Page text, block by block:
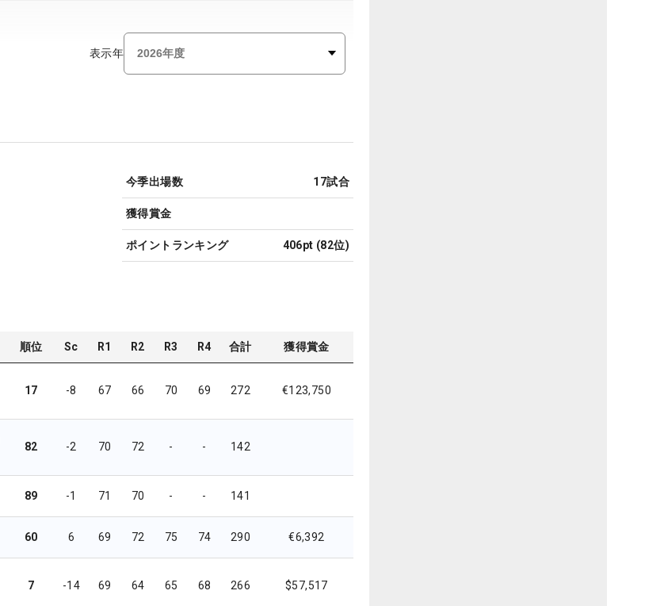
表示年
今季出場数 17試合
獲得賞金
ポイントランキング 406pt (82位)
順位 Sc R1 R2 R3 R4 合計 獲得賞金
17 -8 67 66 70 69 272 €123,750
82 -2 70 72 - - 142
89 -1 71 70 - - 141
60 6 69 72 75 74 290 €6,392
7 -14 69 64 65 68 266 $57,517